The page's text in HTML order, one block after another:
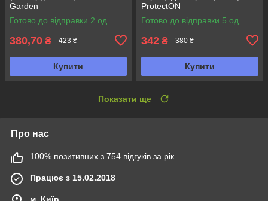
Garden
Готово до відправки 2 од.
380,70 ₴ 423 ₴
Купити
ProtectON
Готово до відправки 5 од.
342 ₴ 380 ₴
Купити
Показати ще
Про нас
100% позитивних з 754 відгуків за рік
Працює з 15.02.2018